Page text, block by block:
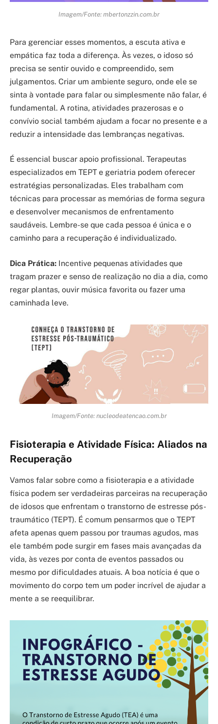
Imagem/Fonte: mbertonzzin.com.br
Para gerenciar esses momentos, a escuta ativa e
empática faz toda a diferença. Às vezes, o idoso só
precisa se sentir ouvido e compreendido, sem
julgamentos. Criar um ambiente seguro, onde ele se
sinta à vontade para falar ou simplesmente não falar, é
fundamental. A rotina, atividades prazerosas e o
convívio social também ajudam a focar no presente e a
reduzir a intensidade das lembranças negativas.
É essencial buscar apoio profissional. Terapeutas
especializados em TEPT e geriatria podem oferecer
estratégias personalizadas. Eles trabalham com
técnicas para processar as memórias de forma segura
e desenvolver mecanismos de enfrentamento
saudáveis. Lembre-se que cada pessoa é única e o
caminho para a recuperação é individualizado.
Dica Prática: Incentive pequenas atividades que
tragam prazer e senso de realização no dia a dia, como
regar plantas, ouvir música favorita ou fazer uma
caminhada leve.
Imagem/Fonte: nucleodeatencao.com.br
Fisioterapia e Atividade Física: Aliados na
Recuperação
Vamos falar sobre como a fisioterapia e a atividade
física podem ser verdadeiras parceiras na recuperação
de idosos que enfrentam o transtorno de estresse pós-
traumático (TEPT). É comum pensarmos que o TEPT
afeta apenas quem passou por traumas agudos, mas
ele também pode surgir em fases mais avançadas da
vida, às vezes por conta de eventos passados ou
mesmo por dificuldades atuais. A boa notícia é que o
movimento do corpo tem um poder incrível de ajudar a
mente a se reequilibrar.